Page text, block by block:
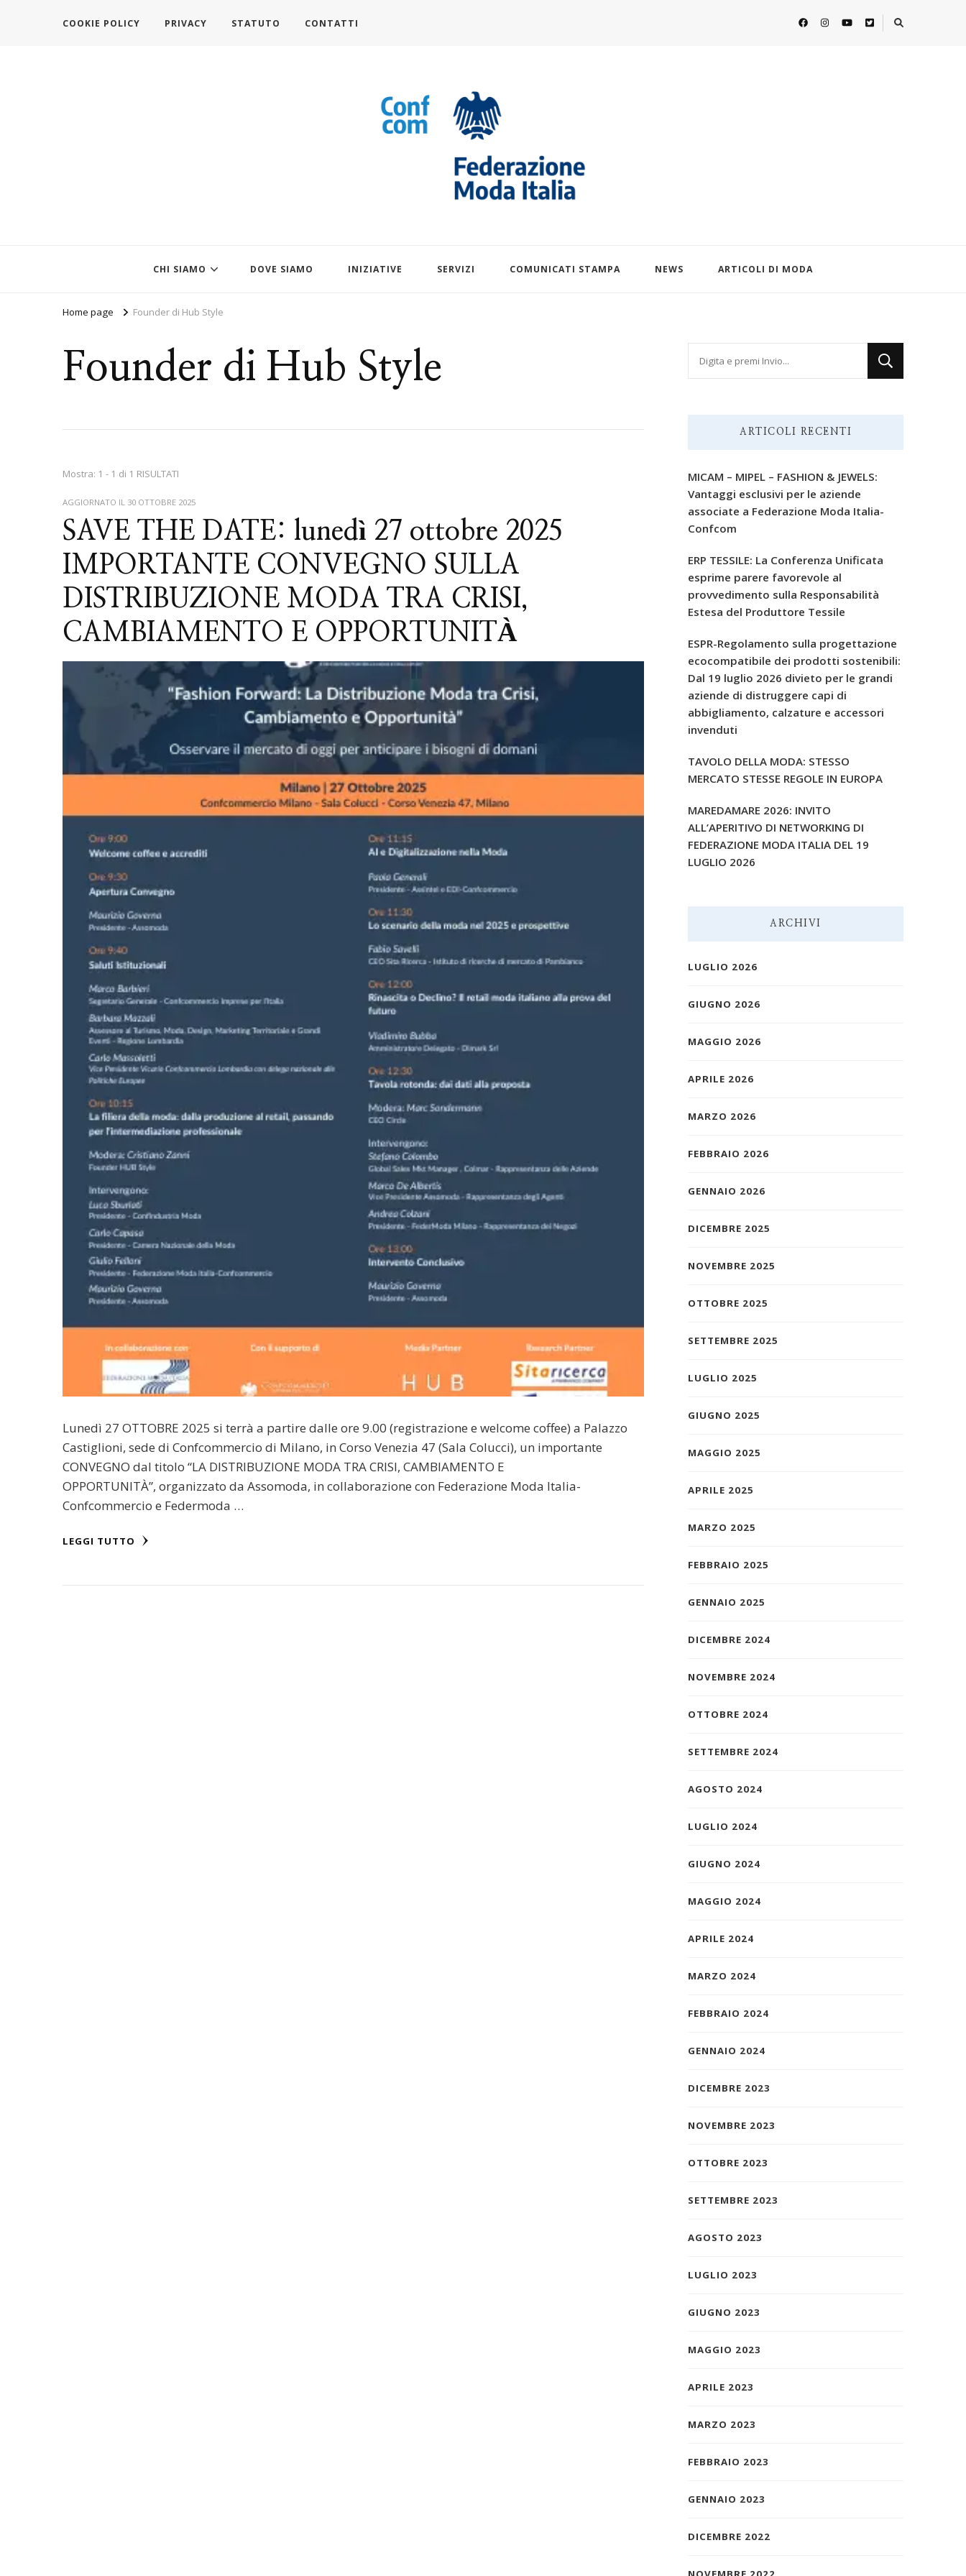
COOKIE POLICY PRIVACY STATUTO CONTATTI
CHI SIAMO DOVE SIAMO INIZIATIVE SERVIZI COMUNICATI STAMPA NEWS ARTICOLI DI MODA
Home page Founder di Hub Style
Founder di Hub Style
Mostra: 1 - 1 di 1 RISULTATI
AGGIORNATO IL 30 OTTOBRE 2025
SAVE THE DATE: lunedì 27 ottobre 2025
IMPORTANTE CONVEGNO SULLA
DISTRIBUZIONE MODA TRA CRISI,
CAMBIAMENTO E OPPORTUNITÀ
Lunedì 27 OTTOBRE 2025 si terrà a partire dalle ore 9.00 (registrazione e welcome coffee) a Palazzo
Castiglioni, sede di Confcommercio di Milano, in Corso Venezia 47 (Sala Colucci), un importante
CONVEGNO dal titolo “LA DISTRIBUZIONE MODA TRA CRISI, CAMBIAMENTO E
OPPORTUNITÀ”, organizzato da Assomoda, in collaborazione con Federazione Moda Italia-
Confcommercio e Federmoda …
LEGGI TUTTO
ARTICOLI RECENTI
MICAM – MIPEL – FASHION & JEWELS:
Vantaggi esclusivi per le aziende
associate a Federazione Moda Italia-
Confcom
ERP TESSILE: La Conferenza Unificata
esprime parere favorevole al
provvedimento sulla Responsabilità
Estesa del Produttore Tessile
ESPR-Regolamento sulla progettazione
ecocompatibile dei prodotti sostenibili:
Dal 19 luglio 2026 divieto per le grandi
aziende di distruggere capi di
abbigliamento, calzature e accessori
invenduti
TAVOLO DELLA MODA: STESSO
MERCATO STESSE REGOLE IN EUROPA
MAREDAMARE 2026: INVITO
ALL’APERITIVO DI NETWORKING DI
FEDERAZIONE MODA ITALIA DEL 19
LUGLIO 2026
ARCHIVI
LUGLIO 2026
GIUGNO 2026
MAGGIO 2026
APRILE 2026
MARZO 2026
FEBBRAIO 2026
GENNAIO 2026
DICEMBRE 2025
NOVEMBRE 2025
OTTOBRE 2025
SETTEMBRE 2025
LUGLIO 2025
GIUGNO 2025
MAGGIO 2025
APRILE 2025
MARZO 2025
FEBBRAIO 2025
GENNAIO 2025
DICEMBRE 2024
NOVEMBRE 2024
OTTOBRE 2024
SETTEMBRE 2024
AGOSTO 2024
LUGLIO 2024
GIUGNO 2024
MAGGIO 2024
APRILE 2024
MARZO 2024
FEBBRAIO 2024
GENNAIO 2024
DICEMBRE 2023
NOVEMBRE 2023
OTTOBRE 2023
SETTEMBRE 2023
AGOSTO 2023
LUGLIO 2023
GIUGNO 2023
MAGGIO 2023
APRILE 2023
MARZO 2023
FEBBRAIO 2023
GENNAIO 2023
DICEMBRE 2022